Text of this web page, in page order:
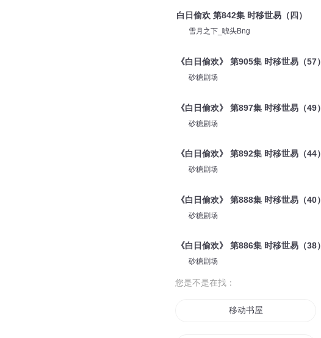
白日偷欢 第842集 时移世易（四）
雪月之下_唬头Bng
《白日偷欢》 第905集 时移世易（57）
砂糖剧场
《白日偷欢》 第897集 时移世易（49）
砂糖剧场
《白日偷欢》 第892集 时移世易（44）
砂糖剧场
《白日偷欢》 第888集 时移世易（40）
砂糖剧场
《白日偷欢》 第886集 时移世易（38）
砂糖剧场
您是不是在找：
移动书屋